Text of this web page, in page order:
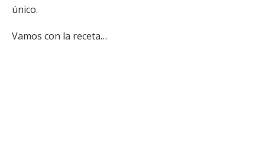
único.
Vamos con la receta…